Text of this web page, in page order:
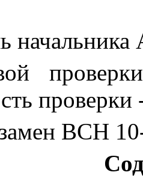
проверки
ВСН